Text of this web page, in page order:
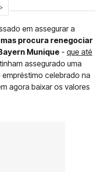
>
em assegurar a
mas procura renegociar
Munique - que até
assegurado uma
celebrado na
agora baixar os valores